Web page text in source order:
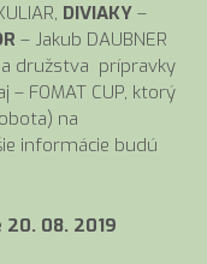
DIVIAKY –
– Jakub DAUBNER
družstva prípravky
FOMAT CUP, ktorý
na
informácie budú
08. 2019